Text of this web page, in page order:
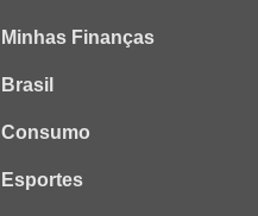
Minhas Finanças
Brasil
Consumo
Esportes